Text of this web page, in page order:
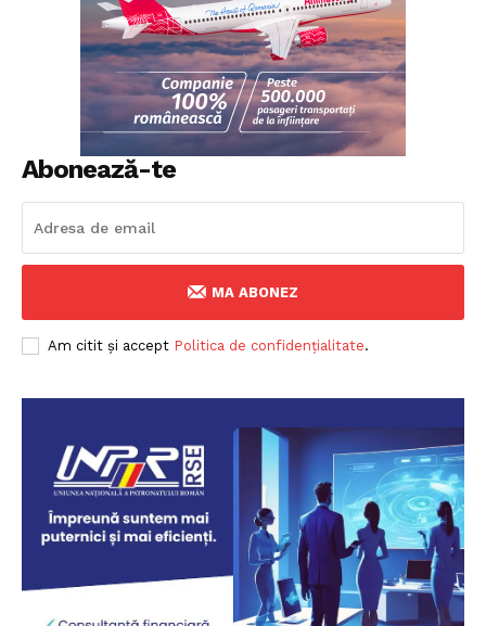
Abonează-te
MA ABONEZ
Am citit și accept Politica de confidențialitate.